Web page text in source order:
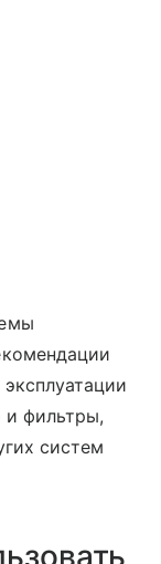
и фильтры,
систем